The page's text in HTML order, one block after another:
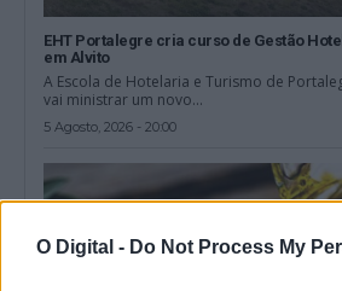
O Digital - Do Not Process My
EHT Portalegre cria curso de Gestão
em Alvito
A Escola de Hotelaria e Turismo de
vai ministrar um novo...
5 Agosto, 2026 - 20:00